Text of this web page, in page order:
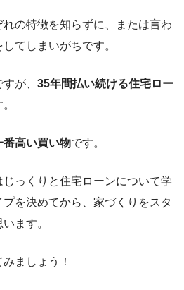
の特徴を知らずに、または言わ
てしまいがちです。
が、 35年間払い続ける住宅ロー
番高い買い物です。
っくりと住宅ローンについて学
を決めてから、家づくりをスタ
ます。
ましょう！